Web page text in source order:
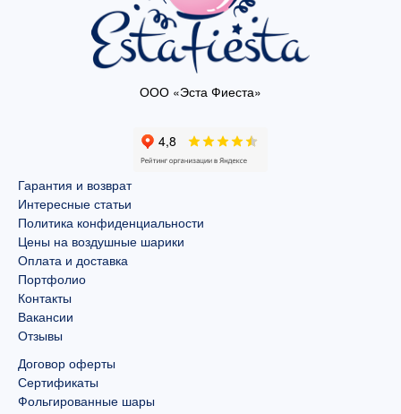
ООО «Эста Фиеста»
Гарантия и возврат
Интересные статьи
Политика конфиденциальности
Цены на воздушные шарики
Оплата и доставка
Портфолио
Контакты
Вакансии
Отзывы
Договор оферты
Сертификаты
Фольгированные шары